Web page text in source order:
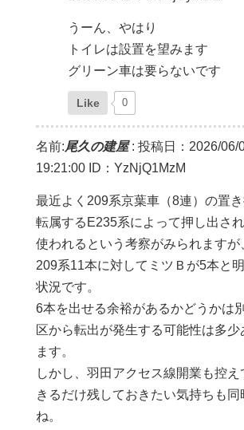
うーん、やはり
トイレは設置を望みます
グリーン車は要らないです
Like 0
名前:尾久の建屋: 投稿日：2026/06/
19:21:00 ID：YzNjQ1MzM
最近よく209系京葉車（8連）の置
転属するE235系によって押し出さ
使われるという考察がみられますが
209系11本に対してミツＢが5本と
状況です。
6本を出せる余裕があるかどうかは
区から転出が発生する可能性は多
ます。
しかし、羽田アクセス線開業も控
きるだけ残しておきたい気持ちも同
ね。